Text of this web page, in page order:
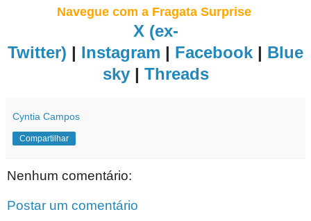
Navegue com a Fragata Surprise
X (ex-
Twitter) | Instagram | Facebook | Blue
sky| Threads
Cyntia Campos
Compartilhar
Nenhum comentário:
Postar um comentário